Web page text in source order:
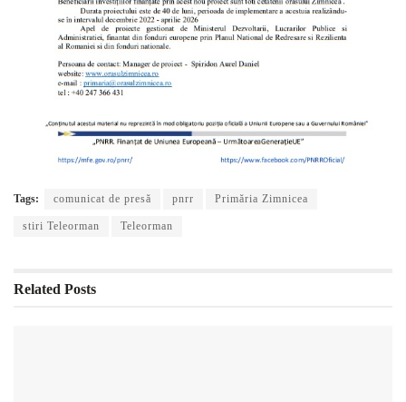
Tags: comunicat de presă pnrr Primăria Zimnicea
stiri Teleorman Teleorman
Related Posts